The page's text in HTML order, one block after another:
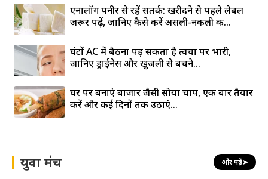
एनालॉग पनीर से रहें सतर्क: खरीदने से पहले लेबल
जरूर पढ़ें, जानिए कैसे करें असली-नकली की...
घंटों AC में बैठना पड़ सकता है त्वचा पर भारी,
जानिए ड्राईनेस और खुजली से बचने...
घर पर बनाएं बाजार जैसी सोया चाप, एक बार तैयार
करें और कई दिनों तक उठाएं...
युवा मंच और पढ़ें➤